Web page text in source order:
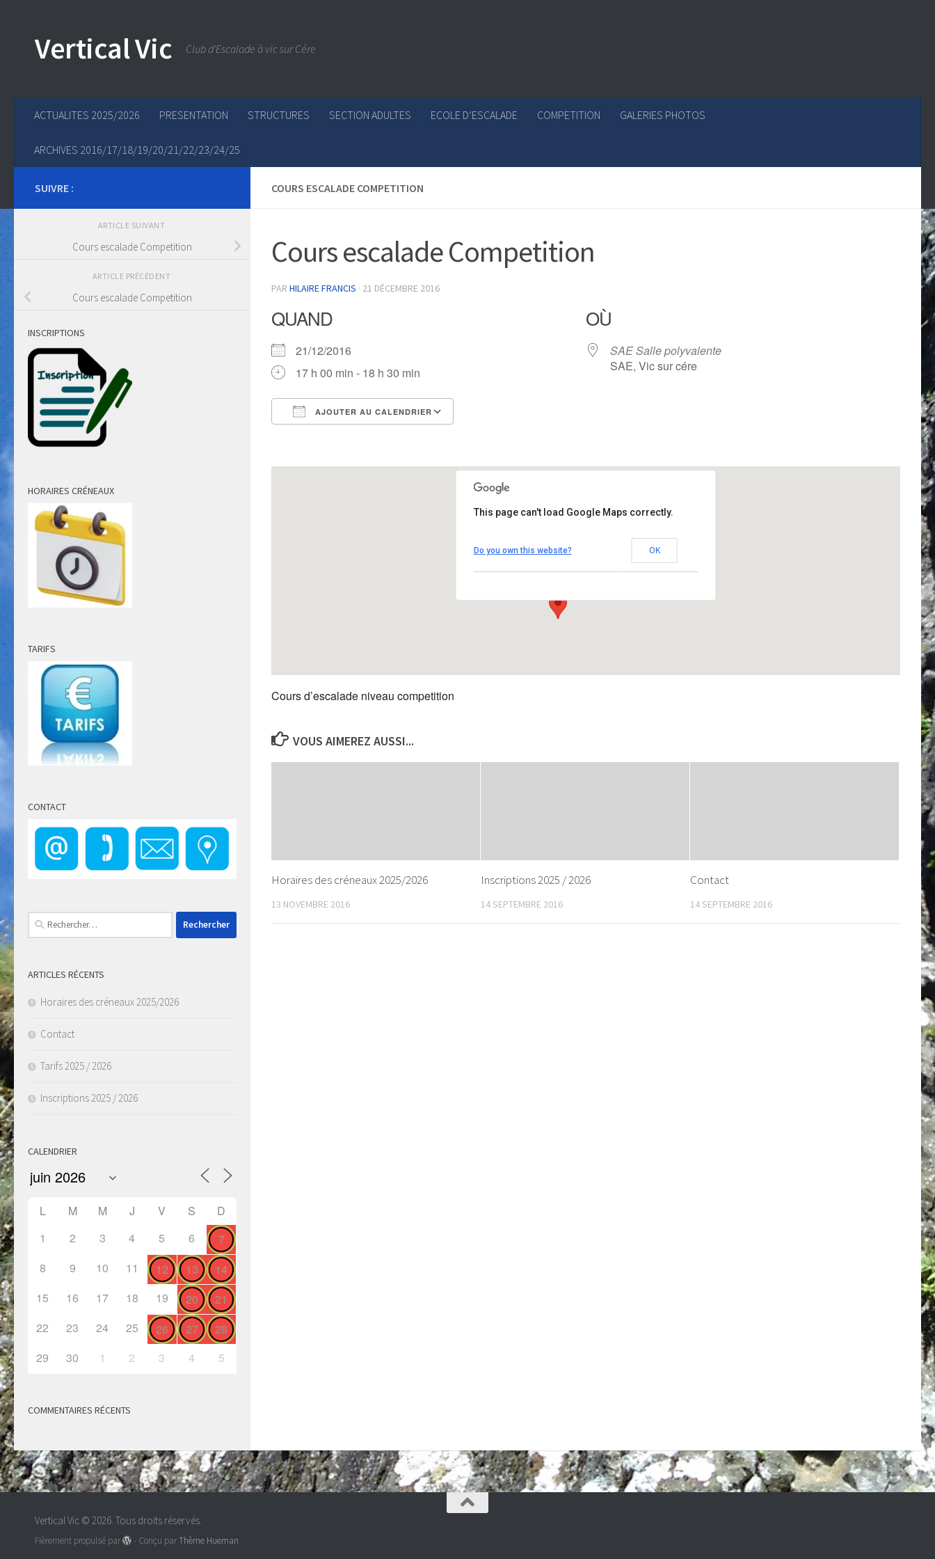
Vertical Vic Club d'Escalade à vic sur Cére
ACTUALITES 2025/2026 PRESENTATION STRUCTURES SECTION ADULTES ECOLE D’ESCALADE COMPETITION GALERIES PHOTOS
ARCHIVES 2016/17/18/19/20/21/22/23/24/25
COURS ESCALADE COMPETITION
Cours escalade Competition
PAR HILAIRE FRANCIS · 21 DÉCEMBRE 2016
QUAND
21/12/2016
17 h 00 min - 18 h 30 min
AJOUTER AU CALENDRIER
OÙ
SAE Salle polyvalente
SAE, Vic sur cére
Évènements
This page can't load Google Maps correctly.
Do you own this website? OK
Cours d’escalade niveau competition
VOUS AIMEREZ AUSSI...
Horaires des créneaux 2025/2026
13 NOVEMBRE 2016
Inscriptions 2025 / 2026
14 SEPTEMBRE 2016
Contact
14 SEPTEMBRE 2016
SUIVRE :
ARTICLE SUIVANT
Cours escalade Competition
ARTICLE PRÉCÉDENT
Cours escalade Competition
INSCRIPTIONS
HORAIRES CRÉNEAUX
TARIFS
CONTACT
Rechercher :
ARTICLES RÉCENTS
Horaires des créneaux 2025/2026
Contact
Tarifs 2025 / 2026
Inscriptions 2025 / 2026
CALENDRIER
L M M J V S
D
1
2 3 4 5 6
7
8
9 10 11 12 13
14
15
16 17 18 19 20
21
22
23 24 25 26 27
28
29
30 1 2 3 4 5
COMMENTAIRES RÉCENTS
Vertical Vic © 2026. Tous droits réservés.
Fièrement propulsé par - Conçu parThème Hueman